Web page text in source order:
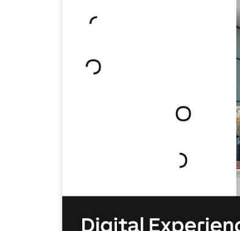
sehenswerte und komplett
JETZT ANFRAGEN